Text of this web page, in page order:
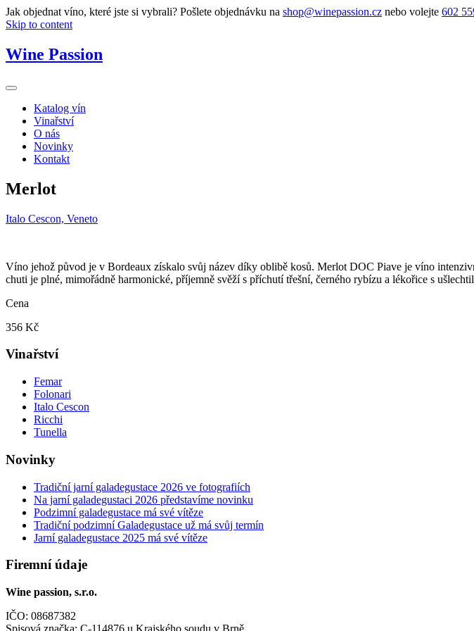
Jak objednat víno, které jste si vybrali? Pošlete objednávku na shop@winepassion.cz nebo volejte 602
Skip to content
Wine Passion
Katalog vín
Vinařství
O nás
Novinky
Kontakt
Merlot
Italo Cescon, Veneto
Víno jehož původ je v Bordeaux získalo svůj název díky oblibě kosů. Merlot DOC Piave je víno
chuti je plné, mimořádně harmonické, příjemně svěží s příchutí třešní, černého rybízu a lékořice s
Cena
356 Kč
Vinařství
Femar
Folonari
Italo Cescon
Ricchi
Tunella
Novinky
Tradiční jarní galadegustace 2026 ve fotografiích
Na jarní galadegustaci 2026 představíme novinku
Podzimní galadegustace má své vítěze
Tradiční podzimní Galadegustace už má svůj termín
Jarní galadegustace 2025 má své vítěze
Firemní údaje
Wine passion, s.r.o.
IČO: 08687382
Spisová značka: C-114876 u Krajského soudu v Brně